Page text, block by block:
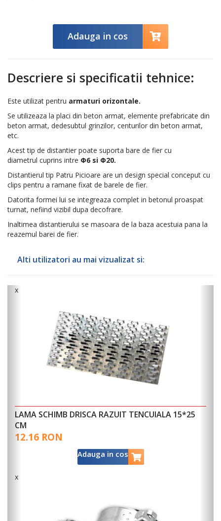
Adauga in cos
Descriere si specificatii tehnice:
Este utilizat pentru armaturi orizontale.
Se utilizeaza la placi din beton armat, elemente prefabricate din
beton armat, dedesubtul grinzilor, centurilor din beton armat,
etc.
Acest tip de distantier poate suporta bare de fier cu
diametrul cuprins intre Φ6 si Φ20.
Distantierul tip Patru Picioare are un design special conceput cu
clips pentru a ramane fixat de barele de fier.
Datorita formei lui se integreaza complet in betonul proaspat
turnat, nefiind vizibil dupa decofrare.
Inaltimea distantierului se masoara de la baza acestuia pana la
reazemul barei de fier.
Alti utilizatori au mai vizualizat si:
x
LAMA SCHIMB DRISCA RAZUIT TENCUIALA 15*25
CM
12.16 RON
Adauga in cos
x